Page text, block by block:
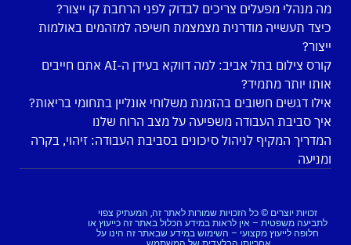
מה מנהלי מפעלים צריכים לבדוק לפני הרחבת קו ייצור?
כיצד תעשייה מודרנית מצמצמת חשיפה למזהמים באולמות
ייצור?
קורס צילום בתל אביב: למה דווקא בעידן ה-AI אתם חייבים
אותו יותר מתמיד?
אילו דגשים חשובים בהזמנת משלוחי אונליין בתחומי בריאות?
איך סביבת העבודה משפיעה על מצב הרוח שלנו
המדריך המקיף לניהול סיכונים בסביבת העבודה: זיהוי, בקרה
ומניעה
זכויות יוצרים © כל הזכויות שמורות לאתר זה, המעתיק צפוי
לתביעה משפטית – אין לראות במידע הכלול באתר זה כייעוץ או
חלופה לייעוץ מקצועי – השימוש במידע שבאתר זה הינו על